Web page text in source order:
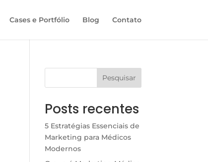
Cases e Portfólio Blog Contato
Pesquisar
Posts recentes
5 Estratégias Essenciais de
Marketing para Médicos
Modernos